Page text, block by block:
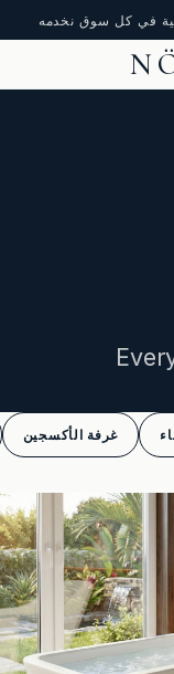
في كل سوق نخدمه
غرفة الأكسجين